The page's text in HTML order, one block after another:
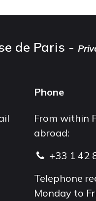
de Paris -
Phone
From within
abroad:
+33 1 42
Telephone
Monday to